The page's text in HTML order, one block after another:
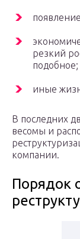
резкий
подобное;
иные
В последних
весомы и
компании.
Порядок